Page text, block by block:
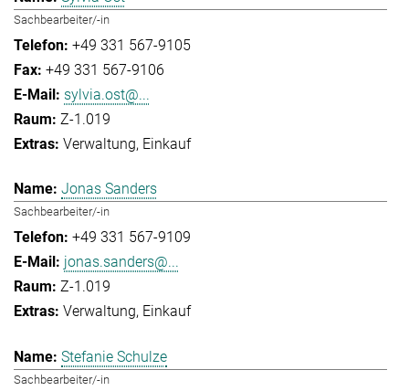
Sachbearbeiter/-in
+49 331 567-9105
+49 331 567-9106
sylvia.ost@...
Z-1.019
Verwaltung Einkauf
Jonas Sanders
Sachbearbeiter/-in
+49 331 567-9109
jonas.sanders@...
Z-1.019
Verwaltung Einkauf
Stefanie Schulze
Sachbearbeiter/-in